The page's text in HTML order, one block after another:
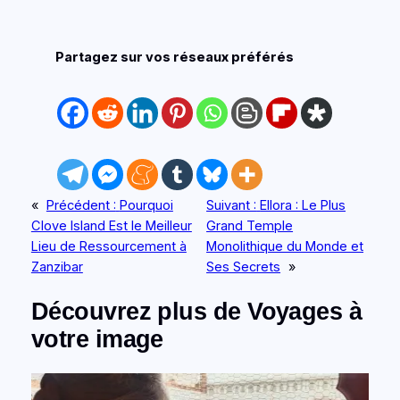
Partagez sur vos réseaux préférés
« Précédent : Pourquoi
Clove Island Est le Meilleur
Lieu de Ressourcement à
Zanzibar
Suivant : Ellora : Le Plus
Grand Temple
Monolithique du Monde et
Ses Secrets »
Découvrez plus de Voyages à
votre image